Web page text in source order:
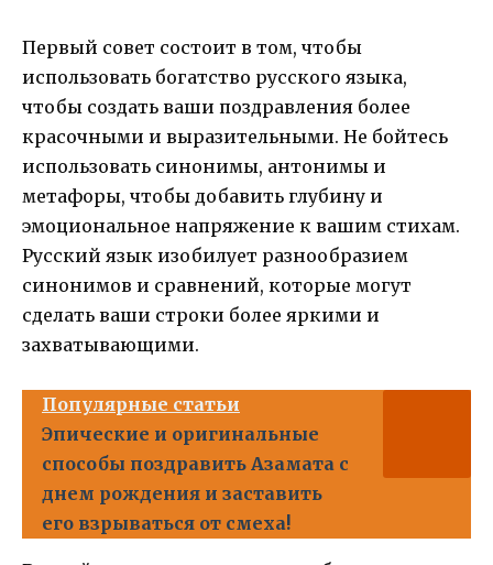
Первый совет состоит в том, чтобы
использовать богатство русского языка,
чтобы создать ваши поздравления более
красочными и выразительными. Не бойтесь
использовать синонимы, антонимы и
метафоры, чтобы добавить глубину и
эмоциональное напряжение к вашим стихам.
Русский язык изобилует разнообразием
синонимов и сравнений, которые могут
сделать ваши строки более яркими и
захватывающими.
Популярные статьи
Эпические и оригинальные
способы поздравить Азамата с
днем рождения и заставить
его взрываться от смеха!